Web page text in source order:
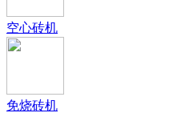
空心砖机
免烧砖机